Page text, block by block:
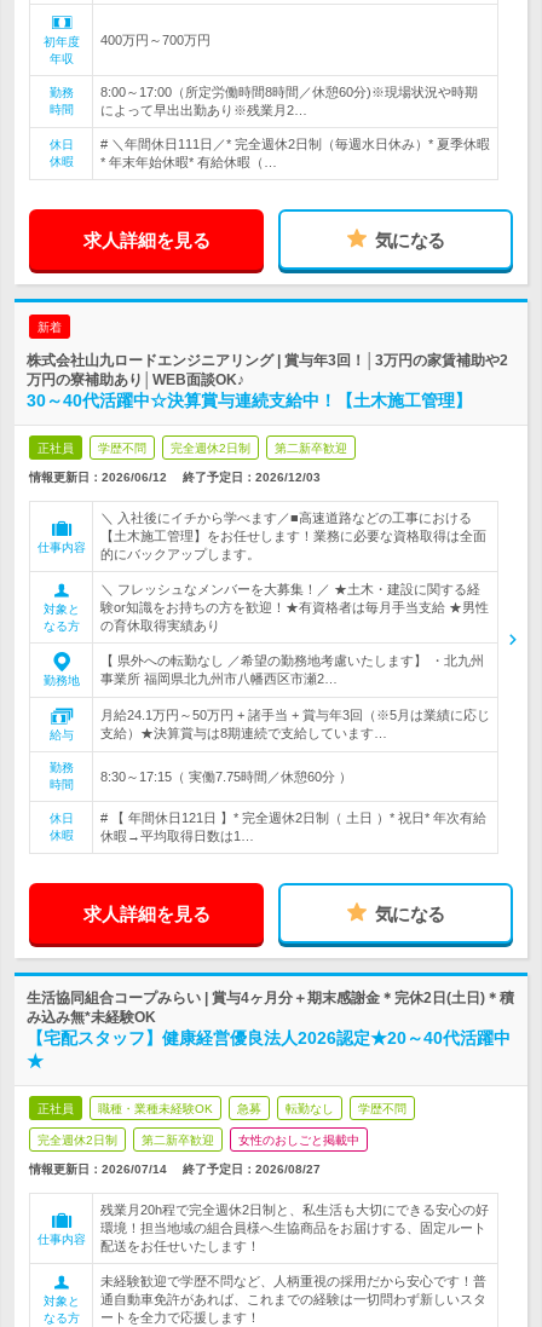
初年度
年収
400万円～700万円
勤務
時間
8:00～17:00（所定労働時間8時間／休憩60分)※現場状況や時期
によって早出出勤あり※残業月2…
休日
休暇
# ＼年間休日111日／* 完全週休2日制（毎週水日休み）* 夏季休暇
* 年末年始休暇* 有給休暇（…
求人詳細を見る 気になる
新着
株式会社山九ロードエンジニアリング | 賞与年3回！│3万円の家賃補助や2
万円の寮補助あり│WEB面談OK♪
30～40代活躍中☆決算賞与連続支給中！【土木施工管理】
正社員 学歴不問 完全週休2日制 第二新卒歓迎
情報更新日：2026/06/12 終了予定日： 2026/12/03
仕事内容
＼ 入社後にイチから学べます／■高速道路などの工事における
【土木施工管理】をお任せします！業務に必要な資格取得は全面
的にバックアップします。
対象と
なる方
＼ フレッシュなメンバーを大募集！／ ★土木・建設に関する経
験or知識をお持ちの方を歓迎！★有資格者は毎月手当支給 ★男性
の育休取得実績あり
勤務地
【 県外への転勤なし ／希望の勤務地考慮いたします】 ・北九州
事業所 福岡県北九州市八幡西区市瀬2…
給与
月給24.1万円～50万円 + 諸手当 + 賞与年3回（※5月は業績に応じ
支給）★決算賞与は8期連続で支給しています…
勤務
時間
8:30～17:15（ 実働7.75時間／休憩60分 ）
休日
休暇
# 【 年間休日121日 】* 完全週休2日制（ 土日 ）* 祝日* 年次有給
休暇→平均取得日数は1…
求人詳細を見る 気になる
生活協同組合コープみらい | 賞与4ヶ月分＋期末感謝金＊完休2日(土日)＊積
み込み無*未経験OK
【宅配スタッフ】健康経営優良法人2026認定★20～40代活躍中
★
正社員 職種・業種未経験OK 急募 転勤なし 学歴不問
完全週休2日制 第二新卒歓迎 女性のおしごと掲載中
情報更新日：2026/07/14 終了予定日： 2026/08/27
仕事内容
残業月20h程で完全週休2日制と、私生活も大切にできる安心の好
環境！担当地域の組合員様へ生協商品をお届けする、固定ルート
配送をお任せいたします！
対象と
なる方
未経験歓迎で学歴不問など、人柄重視の採用だから安心です！普
通自動車免許があれば、これまでの経験は一切問わず新しいスタ
ートを全力で応援します！